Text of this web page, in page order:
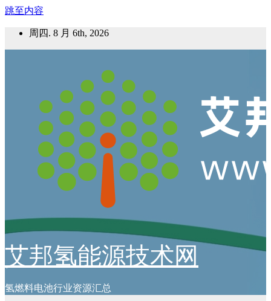
跳至内容
周四. 8 月 6th, 2026
艾邦氢能源技术网
氢燃料电池行业资源汇总